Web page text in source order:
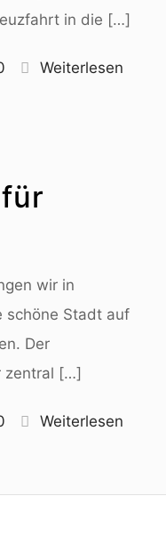
in die […]
Weiterlesen
wir in
schöne Stadt auf
Der
zentral […]
Weiterlesen